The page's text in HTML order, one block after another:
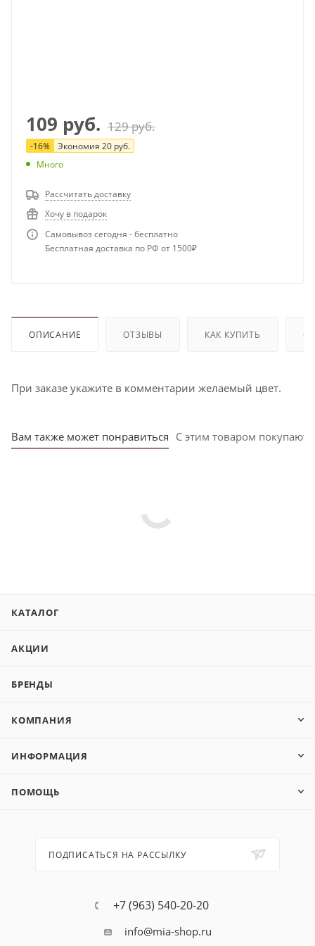
109 руб. 129руб.
-16% Экономия 20 руб.
Много
Рассчитать доставку
Хочу в подарок
Самовывоз сегодня - бесплатно
Бесплатная доставка по РФ от 1500₽
ОПИСАНИЕ ОТЗЫВЫ КАК КУПИТЬ
При заказе укажите в комментарии желаемый цвет.
Вам также может понравиться С этим товаром покупают
КАТАЛОГ
АКЦИИ
БРЕНДЫ
КОМПАНИЯ
ИНФОРМАЦИЯ
ПОМОЩЬ
ПОДПИСАТЬСЯ НА РАССЫЛКУ
+7 (963) 540-20-20
info@mia-shop.ru